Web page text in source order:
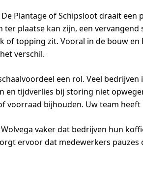
Plantage of Schipsloot draait
ter plaatse kan zijn, een
of topping zit. Vooral in de bouw
verschil.
een rol. Veel
en tijdverlies bij storing niet
voorraad bijhouden. Uw team
vaker dat bedrijven hun
ervoor dat medewerkers